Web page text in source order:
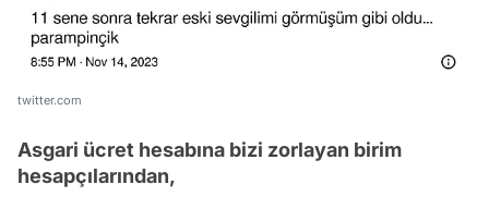
twitter.com
Asgari ücret hesabına bizi zorlayan birim
hesapçılarından,